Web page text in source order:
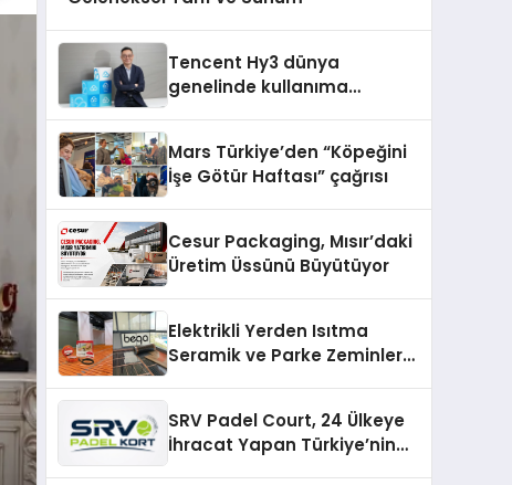
Tencent Hy3 dünya
genelinde kullanıma
Mars Türkiye’den “Köpeğini
İşe Götür Haftası” çağrısı
Cesur Packaging, Mısır’daki
Üretim Üssünü Büyütüyor
Elektrikli Yerden Isıtma
Seramik ve Parke Zeminler
SRV Padel Court, 24 Ülkeye
İhracat Yapan Türkiye’nin